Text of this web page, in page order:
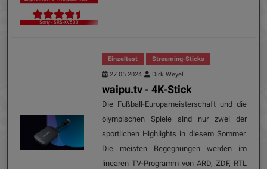
Sony - SRS-XV500
Einzeltest
Streaming-Sticks
27.05.2024
Dirk Weyel
waipu.tv - 4K-Stick
Die Fußball-Europameisterschaft und die
olympischen Spiele sind nur zwei der
sportlichen Highlights in diesem Sommer.
Die meisten Begegnungen werden im
linearen TV-Programm von ARD, ZDF, RTL